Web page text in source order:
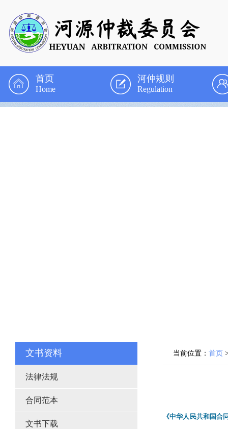
首页
Home
河仲规则
Regulation
文书资料
法律法规
合同范本
文书下载
当前位置： 首页
《中华人民共和国合